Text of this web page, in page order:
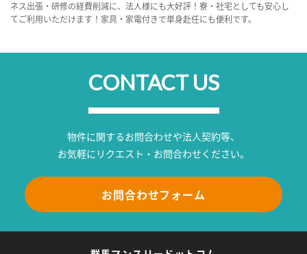
ネス出張・研修の経費削減に、法人様にも大好評！寮・社宅としても安心し
てご利用いただけます！家具・家電付きで単身赴任にも便利です。
CONTACT US
物件に関するお問合わせや法人契約等、
お気軽にリクエスト・お問合わせください。
お問合わせフォーム